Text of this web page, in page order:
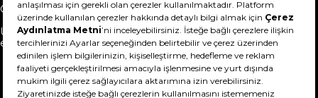
Gizlilik Sözleşmesi
Şartlar & Koşullar
Ürünümü nasıl iade
edebilirim?
Hakkımızda